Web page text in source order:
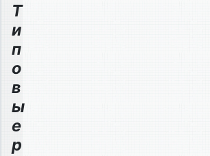
Т
и
п
о
в
ы
е
р